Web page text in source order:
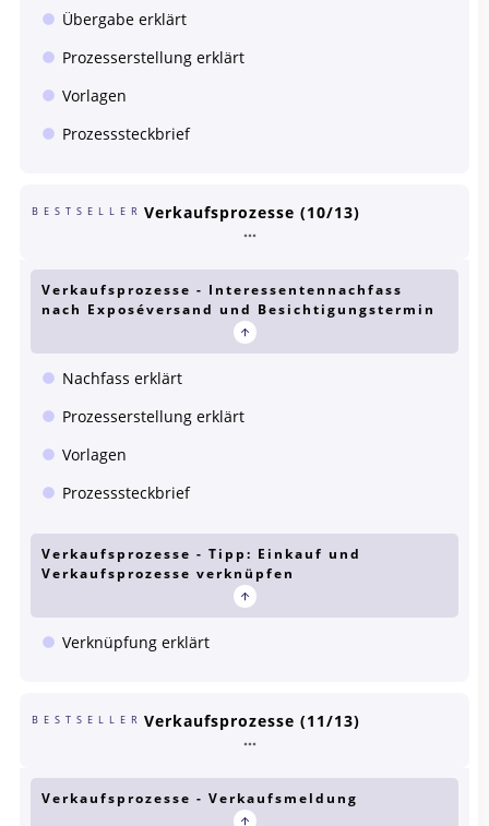
Übergabe erklärt
Prozesserstellung erklärt
Vorlagen
Prozesssteckbrief
BESTSELLER Verkaufsprozesse (10/13)
Verkaufsprozesse - Interessentennachfass
nach Exposéversand und Besichtigungstermin
Nachfass erklärt
Prozesserstellung erklärt
Vorlagen
Prozesssteckbrief
Verkaufsprozesse - Tipp: Einkauf und
Verkaufsprozesse verknüpfen
Verknüpfung erklärt
BESTSELLER Verkaufsprozesse (11/13)
Verkaufsprozesse - Verkaufsmeldung